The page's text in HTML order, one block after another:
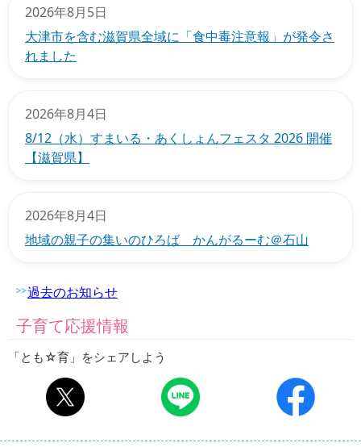
2026年8月5日
大津市を含む滋賀県全域に「食中毒注意報」が発令さ
れました
2026年8月4日
8/12（水）すまいる・あくしょんフェスタ 2026 開催
【滋賀県】
2026年8月4日
地域の親子の集いのひろば かんがるーむ＠石山
過去のお知らせ
子育て応援情報
「とも☆育」をシェアしよう